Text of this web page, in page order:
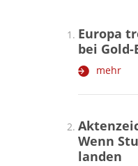
Europa
bei Gold-
mehr
Wenn
landen